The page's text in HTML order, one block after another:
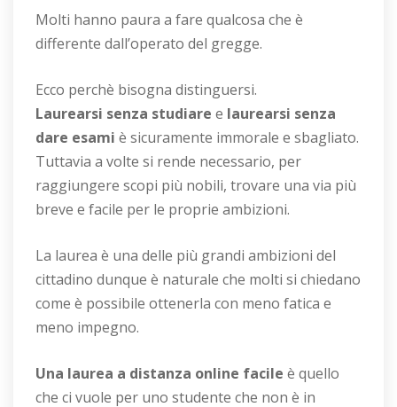
Molti hanno paura a fare qualcosa che è
differente dall’operato del gregge.
Ecco perchè bisogna distinguersi.
Laurearsi senza studiare e laurearsi senza
dare esami è sicuramente immorale e sbagliato.
Tuttavia a volte si rende necessario, per
raggiungere scopi più nobili, trovare una via più
breve e facile per le proprie ambizioni.
La laurea è una delle più grandi ambizioni del
cittadino dunque è naturale che molti si chiedano
come è possibile ottenerla con meno fatica e
meno impegno.
Una laurea a distanza online facile è quello
che ci vuole per uno studente che non è in